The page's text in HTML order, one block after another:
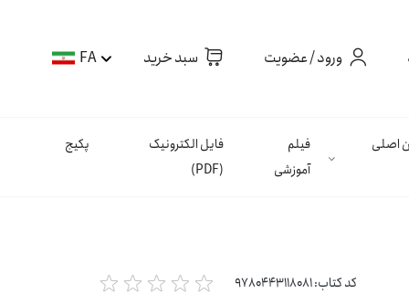
ورود / عضویت سبد خرید FA
اصلی
فیلم
آموزشی
فایل الکترونیک
(PDF)
پکیج
کد کتاب:9780443118081